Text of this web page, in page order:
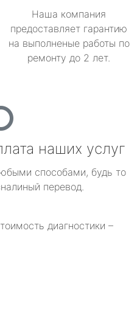
Наша компания
предоставляет гарантию
на выполненые работы по
ремонту до 2 лет.
наших услуг
способами, будь то
перевод.
диагностики –